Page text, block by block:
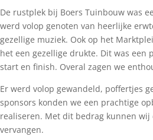
De rustplek bij Boers Tuinbouw was
werd volop genoten van heerlijke
gezellige muziek. Ook op het
het een gezellige drukte. Dit was een
start en finish. Overal zagen we
Er werd volop gewandeld, poffertjes
sponsors konden we een prachtige
realiseren. Met dit bedrag kunnen
vervangen.